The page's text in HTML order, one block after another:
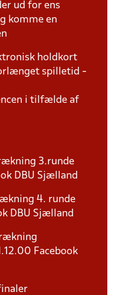
ud for ens
komme en
holdkort
spilletid -
i tilfælde af
3.runde
DBU Sjælland
4. runde
DBU Sjælland
Facebook